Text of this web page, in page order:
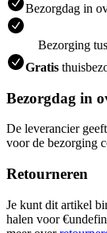
Bezorgdag in
Bezorging
Gratis
Bezorgdag in
De leverancier
voor de bezorging
Retourneren
Je kunt dit artikel
halen voor